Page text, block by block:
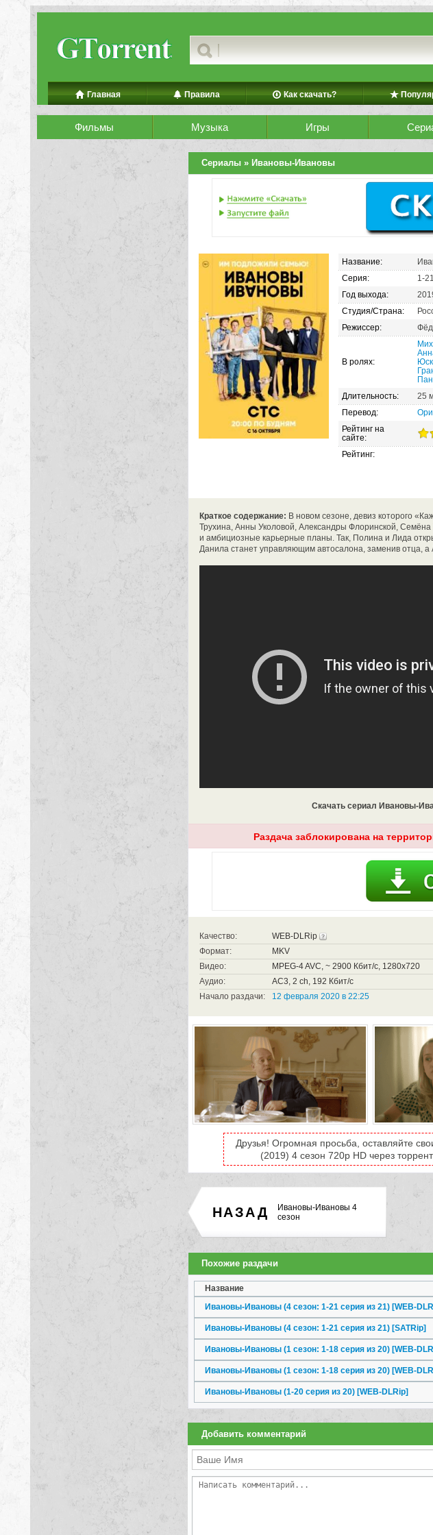
Главная Правила Как скачать?
Фильмы Музыка Игры
Сериалы » Ивановы-Ивановы
Название:
Серия:
1-
Год выхода:
Студия/Страна:
Режиссер:
В ролях:
Длительность:
25
Перевод:
Рейтинг на
сайте:
Рейтинг:
Краткое содержание: В новом сезоне, девиз которого
Трухина, Анны Уколовой, Александры Флоринской,
и амбициозные карьерные планы. Так, Полина и Лида
Данила станет управляющим автосалона, заменив отца, а
Скачать сериал Ивановы-
Раздача заблокирована на
Качество:
WEB-DLRip
Формат:
MKV
Видео:
MPEG-4 AVC, ~ 2900 Кбит/с, 1280x720
Аудио:
AC3, 2 ch, 192 Кбит/с
Начало раздачи:
12 февраля 2020 в 22:25
Друзья! Огромная просьба, оставляйте
(2019) 4 сезон 720p HD через
НАЗАД
Ивановы-Ивановы 4
сезон
Похожие раздачи
Название
Ивановы-Ивановы (4 сезон: 1-21 серия из 21) [WEB-
Ивановы-Ивановы (4 сезон: 1-21 серия из 21) [SATRip]
Ивановы-Ивановы (1 сезон: 1-18 серия из 20) [WEB-
Ивановы-Ивановы (1 сезон: 1-18 серия из 20) [WEB-
Ивановы-Ивановы (1-20 серия из 20) [WEB-DLRip]
Добавить комментарий